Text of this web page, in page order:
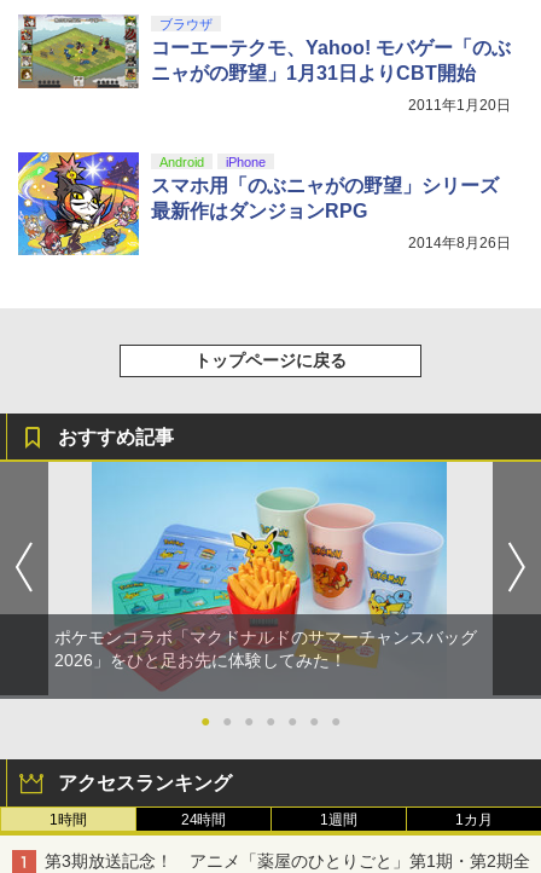
ブラウザ
コーエーテクモ、Yahoo! モバゲー「のぶ
ニャがの野望」1月31日よりCBT開始
2011年1月20日
Android iPhone
スマホ用「のぶニャがの野望」シリーズ
最新作はダンジョンRPG
2014年8月26日
トップページに戻る
おすすめ記事
ポケモンコラボ「マクドナルドのサマーチャンスバッグ
2026」をひと足お先に体験してみた！
● ● ● ● ● ● ●
アクセスランキング
1時間 24時間 1週間 1カ月
第3期放送記念！ アニメ「薬屋のひとりごと」第1期・第2期全